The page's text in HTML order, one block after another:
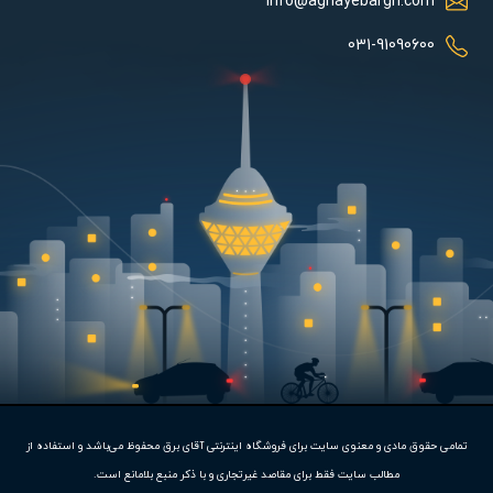
متاسفانه این کالا در حال
حاضر موجود نیست.
امکان اضافه کردن زمان جریان قفل از 2 تا 10 ثانیه
امکان بستن اتوماتیک درب هر سه ساعت یک بار
لوازم جانبی جک پارکینگ سیماران مدل Faraz 4N :
برای نصب و راه اندازی هر جک پارکینگی اعم از نمونه های ریلی و بازویی
بدیهی است که نیاز به لوازم جانبی و محتویات پک کامل می باشد که
با خرید جک پارکینگی سیماران مدل Faraz 4N از یک محصول با لوازم
جانبی زیر بهره مند خواهید شد:
مرکز کنترل Q70-1A به همراه ترانس 21V ( یک عدد )
031-91090600
تمامی حقوق مادی و معنوی سایت برای فروشگاه اینترنتی آقای برق محفوظ می‌باشد و استفاده از
مطالب سایت فقط برای مقاصد غیرتجاری و با ذکر منبع بلامانع است.